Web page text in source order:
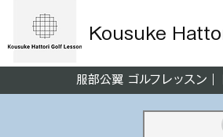
Kousuke
服部公翼 ゴルフレッスン